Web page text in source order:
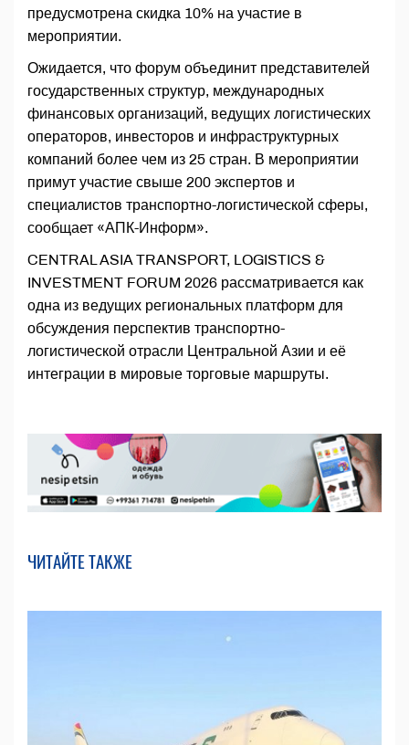
предусмотрена скидка 10% на участие в
мероприятии.
Ожидается, что форум объединит представителей
государственных структур, международных
финансовых организаций, ведущих логистических
операторов, инвесторов и инфраструктурных
компаний более чем из 25 стран. В мероприятии
примут участие свыше 200 экспертов и
специалистов транспортно-логистической сферы,
сообщает «АПК-Информ».
CENTRAL ASIA TRANSPORT, LOGISTICS &
INVESTMENT FORUM 2026 рассматривается как
одна из ведущих региональных платформ для
обсуждения перспектив транспортно-
логистической отрасли Центральной Азии и её
интеграции в мировые торговые маршруты.
ЧИТАЙТЕ ТАКЖЕ